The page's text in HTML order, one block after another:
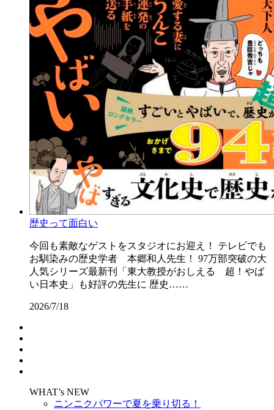
歴史って面白い
今回も素敵なゲストをスタジオにお迎え！ テレビでも
お馴染みの歴史学者 本郷和人先生！ 97万部突破の大
人気シリーズ最新刊「東大教授がおしえる 超！やば
い日本史」も好評の先生に 歴史……
2026/7/18
WHAT’s NEW
ニンニクパワーで夏を乗り切る！